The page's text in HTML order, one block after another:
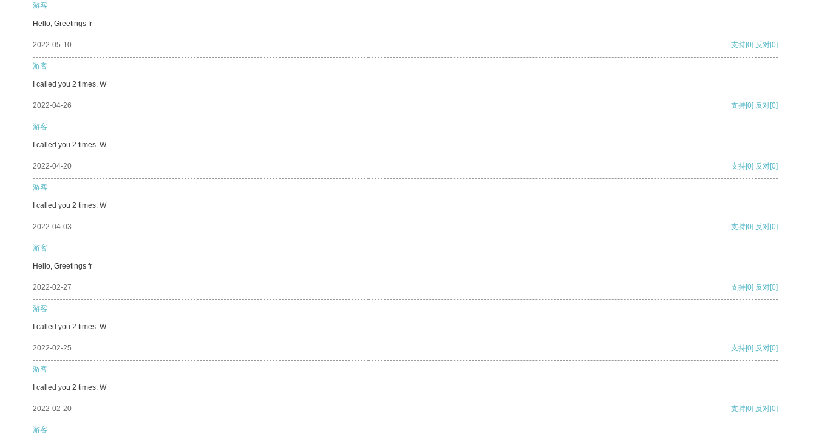
游客
Hello, Greetings fr
2022-05-10 支持[0] 反对[0]
游客
I called you 2 times. W
2022-04-26 支持[0] 反对[0]
游客
I called you 2 times. W
2022-04-20 支持[0] 反对[0]
游客
I called you 2 times. W
2022-04-03 支持[0] 反对[0]
游客
Hello, Greetings fr
2022-02-27 支持[0] 反对[0]
游客
I called you 2 times. W
2022-02-25 支持[0] 反对[0]
游客
I called you 2 times. W
2022-02-20 支持[0] 反对[0]
游客